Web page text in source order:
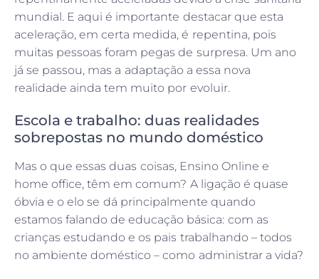
mundial. E aqui é importante destacar que esta
aceleração, em certa medida, é repentina, pois
muitas pessoas foram pegas de surpresa. Um ano
já se passou, mas a adaptação a essa nova
realidade ainda tem muito por evoluir.
Escola e trabalho: duas realidades
sobrepostas no mundo doméstico
Mas o que essas duas coisas, Ensino Online e
home office, têm em comum? A ligação é quase
óbvia e o elo se dá principalmente quando
estamos falando de educação básica: com as
crianças estudando e os pais trabalhando – todos
no ambiente doméstico – como administrar a vida?